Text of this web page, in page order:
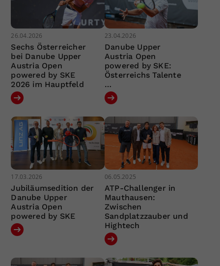
26.04.2026
Sechs Österreicher
bei Danube Upper
Austria Open
powered by SKE
2026 im Hauptfeld
23.04.2026
Danube Upper
Austria Open
powered by SKE:
Österreichs Talente
…
17.03.2026
Jubiläumsedition der
Danube Upper
Austria Open
powered by SKE
06.05.2025
ATP-Challenger in
Mauthausen:
Zwischen
Sandplatzzauber und
Hightech